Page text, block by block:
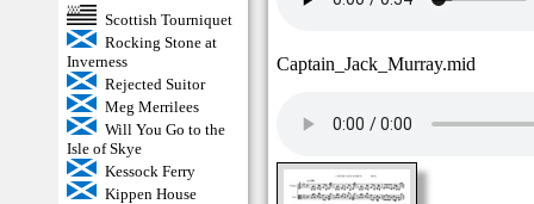
Scottish Tourniquet
Rocking Stone at
Inverness
Rejected Suitor
Meg Merrilees
Will You Go to the
Isle of Skye
Kessock Ferry
Kippen House
Captain_Jack_Murray.mid